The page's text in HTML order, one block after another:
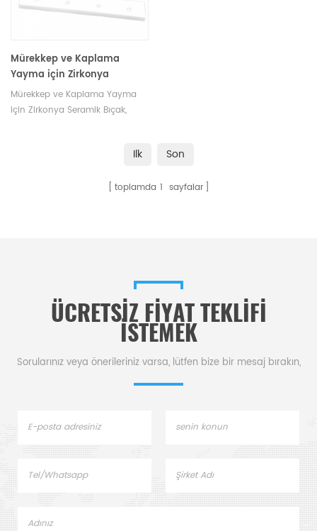
Mürekkep ve Kaplama
Yayma için Zirkonya
Seramik Kazıyıcı
Mürekkep ve Kaplama Yayma
için Zirkonya Seramik Bıçak,
hassas bir kalıplama ve
Ilk Son
toplamda 1 sayfalar
ÜCRETSIZ FIYAT TEKLIFI
ISTEMEK
Sorularınız veya önerileriniz varsa, lütfen bize bir mesaj bırakın,